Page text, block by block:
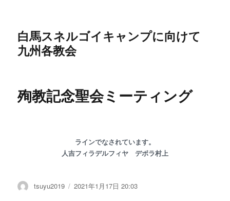
白馬スネルゴイキャンプに向けて
九州各教会
殉教記念聖会ミーティング
ラインでなされています。
人吉フィラデルフィヤ デボラ村上
投
tsuyu2019
投
2021年1月17日 20:03